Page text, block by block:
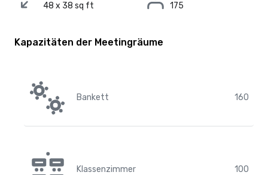
48 x 38 sq ft
175
Kapazitäten der Meetingräume
Bankett 160
Klassenzimmer 100